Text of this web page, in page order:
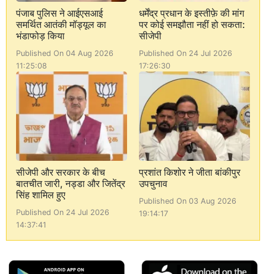
पंजाब पुलिस ने आईएसआई
समर्थित आतंकी मॉड्यूल का
भंडाफोड़ किया
Published On 04 Aug 2026
11:25:08
धर्मेंद्र प्रधान के इस्तीफ़े की मांग
पर कोई समझौता नहीं हो सकता:
सीजेपी
Published On 24 Jul 2026
17:26:30
सीजेपी और सरकार के बीच
बातचीत जारी, नड्डा और जितेंद्र
सिंह शामिल हुए
Published On 24 Jul 2026
14:37:41
प्रशांत किशोर ने जीता बांकीपुर
उपचुनाव
Published On 03 Aug 2026
19:14:17